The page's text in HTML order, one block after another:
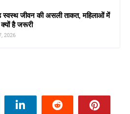
जीवन की असली ताकत, महिलाओं में
है जरूरी
2026